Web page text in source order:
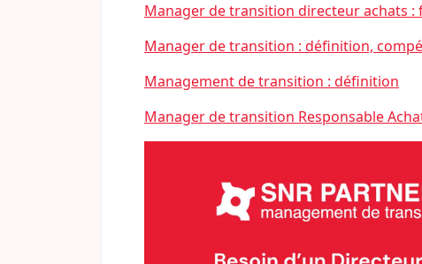
Manager de transition directeur achats :
Manager de transition : définition,
Management de transition : définition
Manager de transition Responsable